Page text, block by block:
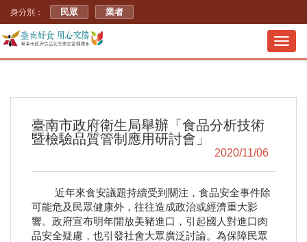
身分別： 民眾 業者
臺南市政府衛生局舉辦「食品分析技術
暨檢驗品質管制應用研討會」
2020/11/06
近年來食安議題持續受到關注，食品安全事件除
可能危及民眾健康外，往往造成政治或經濟重大影
響。政府宣布明年開放美豬進口，引起國人對進口肉
品安全疑慮，也引發社會大眾廣泛討論。為保障民眾